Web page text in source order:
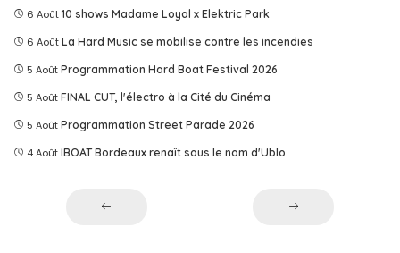
6 Août 10 shows Madame Loyal x Elektric Park
6 Août La Hard Music se mobilise contre les incendies
5 Août Programmation Hard Boat Festival 2026
5 Août FINAL CUT, l'électro à la Cité du Cinéma
5 Août Programmation Street Parade 2026
4 Août IBOAT Bordeaux renaît sous le nom d'Ublo